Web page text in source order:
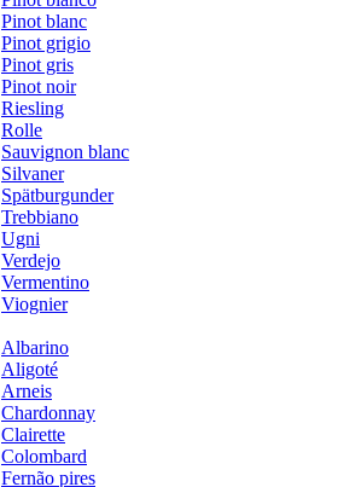
Pinot blanc
Pinot grigio
Pinot gris
Pinot noir
Riesling
Rolle
Sauvignon blanc
Silvaner
Spätburgunder
Trebbiano
Ugni
Verdejo
Vermentino
Viognier
Albarino
Aligoté
Arneis
Chardonnay
Clairette
Colombard
Fernão pires